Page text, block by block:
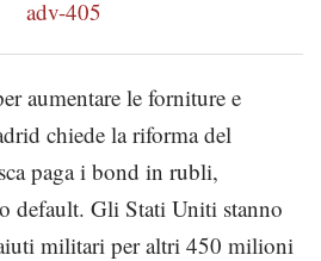
aumentare le forniture e
chiede la riforma del
paga i bond in rubli,
default. Gli Stati Uniti stanno
militari per altri 450 milioni